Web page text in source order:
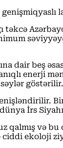
təkcə
dair beş
enerji
göstərilir.
İrs
və bu
ciddi ekoloji